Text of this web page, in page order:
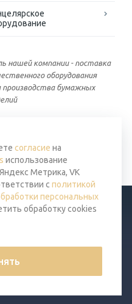
нашей компании - поставка
оборудования
производства бумажных
к списку
Все права защищены.
согласие на
использование
Метрика, VK
с политикой
персональных
обработку cookies